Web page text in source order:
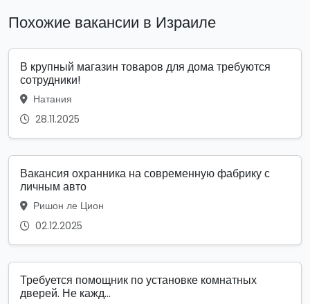
Похожие вакансии в Израиле
В крупный магазин товаров для дома требуются
сотрудники!
Натания
28.11.2025
Вакансия охранника на современную фабрику с
личным авто
Ришон ле Цион
02.12.2025
Требуется помощник по установке комнатных
дверей. Не кажд...